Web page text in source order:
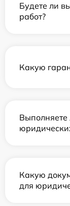
Будете ли
работ?
Какую
Выполняете
Какую
для